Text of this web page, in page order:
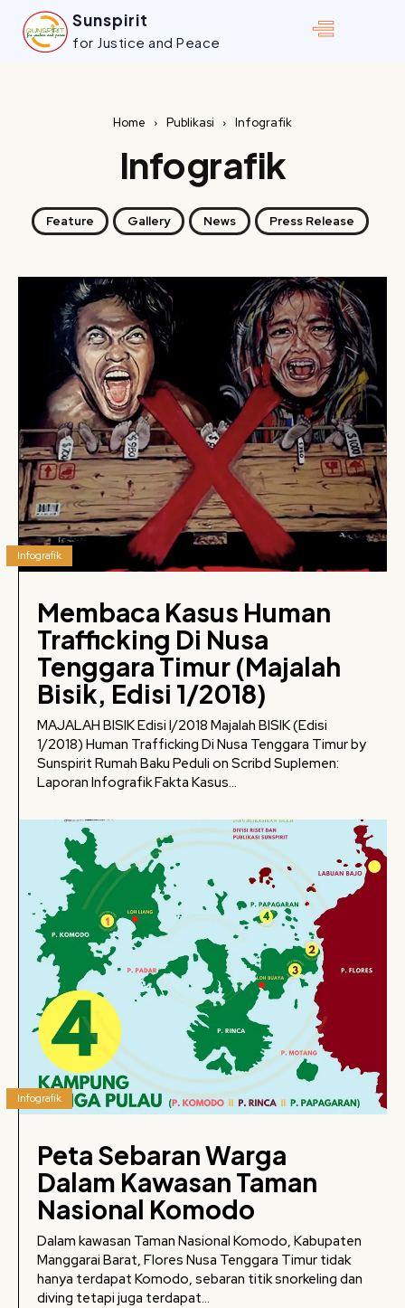
Sunspirit
for Justice and Peace
Home Publikasi Infografik
Infografik
Feature Gallery News Press Release
Infografik
Membaca Kasus Human
Trafficking Di Nusa
Tenggara Timur (Majalah
Bisik, Edisi 1/2018)
MAJALAH BISIK Edisi I/2018 Majalah BISIK (Edisi
1/2018) Human Trafficking Di Nusa Tenggara Timur by
Sunspirit Rumah Baku Peduli on Scribd Suplemen:
Laporan Infografik Fakta Kasus...
Infografik
Peta Sebaran Warga
Dalam Kawasan Taman
Nasional Komodo
Dalam kawasan Taman Nasional Komodo, Kabupaten
Manggarai Barat, Flores Nusa Tenggara Timur tidak
hanya terdapat Komodo, sebaran titik snorkeling dan
diving tetapi juga terdapat...